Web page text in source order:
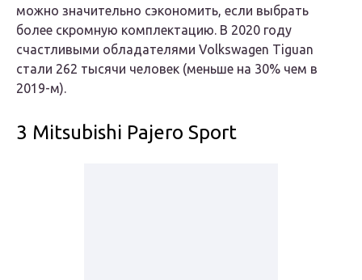
можно значительно сэкономить, если выбрать
более скромную комплектацию. В 2020 году
счастливыми обладателями Volkswagen Tiguan
стали 262 тысячи человек (меньше на 30% чем в
2019-м).
3 Mitsubishi Pajero Sport